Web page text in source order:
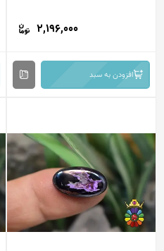
2,196,000
افزودن به سبد